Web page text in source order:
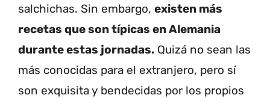
salchichas. Sin embargo, existen más
recetas que son típicas en Alemania
durante estas jornadas. Quizá no sean las
más conocidas para el extranjero, pero sí
son exquisita y bendecidas por los propios